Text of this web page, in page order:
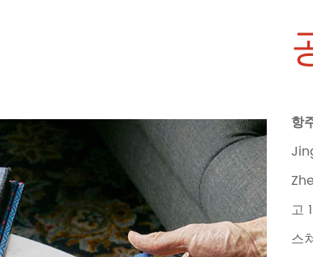
항
고
스